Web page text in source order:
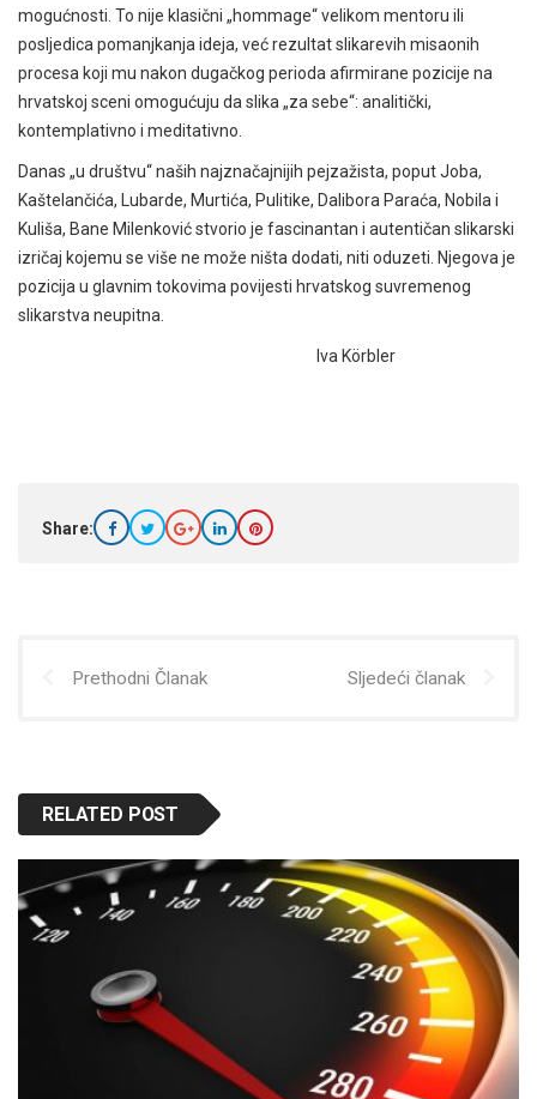
mogućnosti. To nije klasični „hommage“ velikom mentoru ili
posljedica pomanjkanja ideja, već rezultat slikarevih misaonih
procesa koji mu nakon dugačkog perioda afirmirane pozicije na
hrvatskoj sceni omogućuju da slika „za sebe“: analitički,
kontemplativno i meditativno.
Danas „u društvu“ naših najznačajnijih pejzažista, poput Joba,
Kaštelančića, Lubarde, Murtića, Pulitike, Dalibora Paraća, Nobila i
Kuliša, Bane Milenković stvorio je fascinantan i autentičan slikarski
izričaj kojemu se više ne može ništa dodati, niti oduzeti. Njegova je
pozicija u glavnim tokovima povijesti hrvatskog suvremenog
slikarstva neupitna.
Iva Körbler
Share:
Prethodni Članak Sljedeći članak
RELATED POST